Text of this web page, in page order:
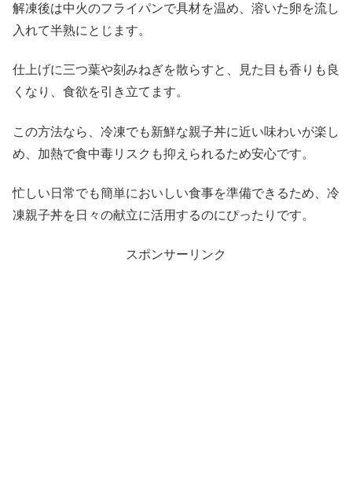
解凍後は中火のフライパンで具材を温め、溶いた卵を流し
入れて半熟にとじます。
仕上げに三つ葉や刻みねぎを散らすと、見た目も香りも良
くなり、食欲を引き立てます。
この方法なら、冷凍でも新鮮な親子丼に近い味わいが楽し
め、加熱で食中毒リスクも抑えられるため安心です。
忙しい日常でも簡単においしい食事を準備できるため、冷
凍親子丼を日々の献立に活用するのにぴったりです。
スポンサーリンク